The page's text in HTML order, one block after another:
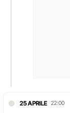
25 APRILE 22:00